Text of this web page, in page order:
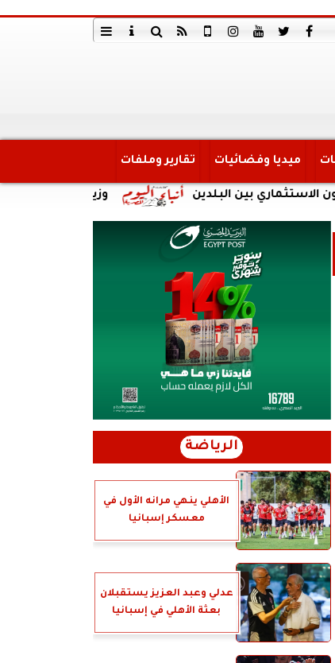
ميديا وفضائيات تقارير وملفات
وزير الدولة للإنتاج بين البلدين
الرياضة
الأهلي ينهي مرانه الأول في
معسكر إسبانيا
عدلي وعبد العزيز يستقبلان
بعثة الأهلي في إسبانيا